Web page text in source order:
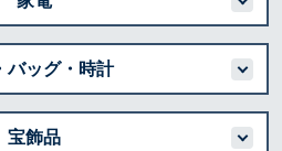
バッグ・時計
宝飾品